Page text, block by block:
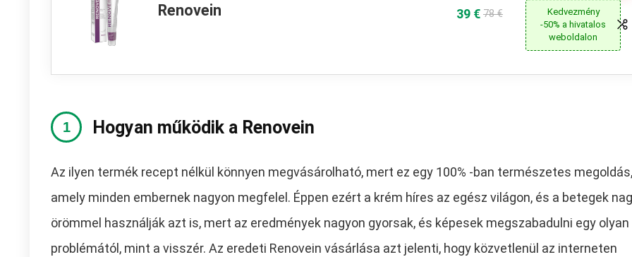
Renovein 39 € 78 €
Kedvezmény
-50% a hivatalos
weboldalon
Hogyan működik a Renovein
Az ilyen termék recept nélkül könnyen megvásárolható, mert ez egy 100% -ban természetes megoldás,
amely minden embernek nagyon megfelel. Éppen ezért a krém híres az egész világon, és a betegek
örömmel használják azt is, mert az eredmények nagyon gyorsak, és képesek megszabadulni egy olyan
problémától, mint a visszér. Az eredeti Renovein vásárlása azt jelenti, hogy közvetlenül az interneten